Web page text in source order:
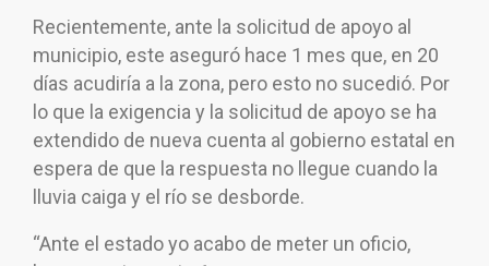
Recientemente, ante la solicitud de apoyo al
municipio, este aseguró hace 1 mes que, en 20
días acudiría a la zona, pero esto no sucedió. Por
lo que la exigencia y la solicitud de apoyo se ha
extendido de nueva cuenta al gobierno estatal en
espera de que la respuesta no llegue cuando la
lluvia caiga y el río se desborde.
“Ante el estado yo acabo de meter un oficio,